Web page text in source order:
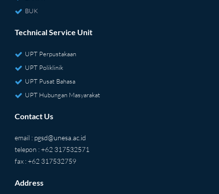
BUK
Technical Service Unit
UPT Perpustakaan
UPT Poliklinik
UPT Pusat Bahasa
UPT Hubungan Masyarakat
Contact Us
email : pgsd@unesa.ac.id
telepon : +62 317532571
fax : +62 317532759
Address